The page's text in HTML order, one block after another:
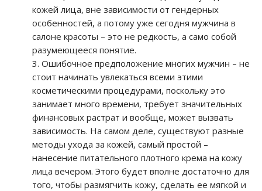
кожей лица, вне зависимости от гендерных
особенностей, а потому уже сегодня мужчина в
салоне красоты – это не редкость, а само собой
разумеющееся понятие.
Ошибочное предположение многих мужчин – не
стоит начинать увлекаться всеми этими
косметическими процедурами, поскольку это
занимает много времени, требует значительных
финансовых растрат и вообще, может вызвать
зависимость. На самом деле, существуют разные
методы ухода за кожей, самый простой –
нанесение питательного плотного крема на кожу
лица вечером. Этого будет вполне достаточно для
того, чтобы размягчить кожу, сделать ее мягкой и